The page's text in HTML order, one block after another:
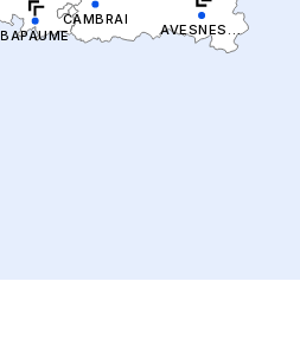
BAPAUME
CAMBRAI
AVESNES SUR HELPE